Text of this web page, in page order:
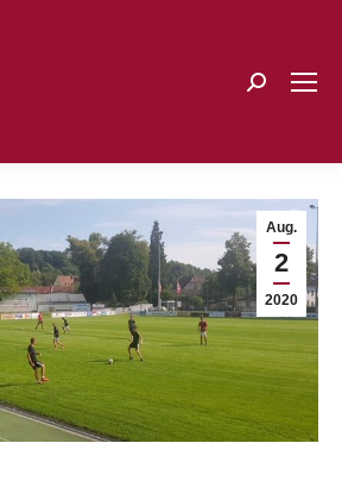
Search:
Aug.
2
2020